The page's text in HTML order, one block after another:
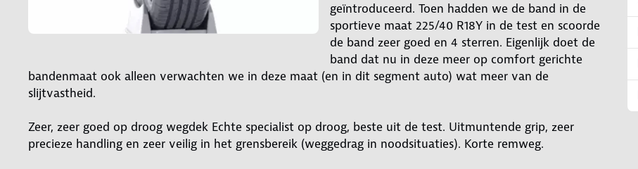
geïntroduceerd. Toen hadden we de band in de
sportieve maat 225/40 R18Y in de test en scoorde
de band zeer goed en 4 sterren. Eigenlijk doet de
band dat nu in deze meer op comfort gerichte
bandenmaat ook alleen verwachten we in deze maat (en in dit segment auto) wat meer van de
slijtvastheid.
Zeer, zeer goed op droog wegdek Echte specialist op droog, beste uit de test. Uitmuntende grip, zeer
precieze handling en zeer veilig in het grensbereik (weggedrag in noodsituaties). Korte remweg.